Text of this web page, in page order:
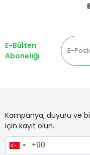
E-Bülten
Aboneliği
Kampanya, duyuru ve
için kayıt olun.